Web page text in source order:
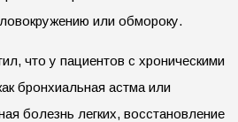
или обмороку.
что у пациентов с хроническими
бронхиальная астма или
болезнь легких, восстановление